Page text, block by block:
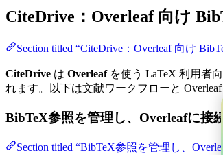
CiteDrive：Overleaf 向け
Section titled “CiteDrive：Overleaf 向け
CiteDrive は Overleafを使う LaTeX 利用者向
れます。以下は文献ワークフローと Overleaf
BibTeX参照を管理し、Overleafに接
Section titled “BibTeX参照を管理し、